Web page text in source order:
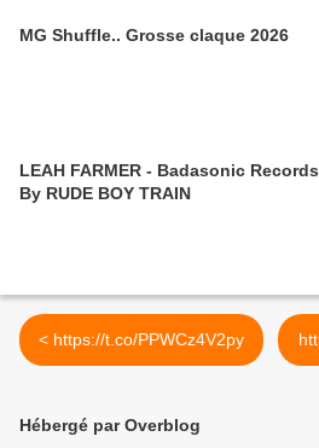
MG Shuffle.. Grosse claque 2026
LEAH FARMER - Badasonic Records
By RUDE BOY TRAIN
< https://t.co/PPWCz4V2py
Hébergé par Overblog